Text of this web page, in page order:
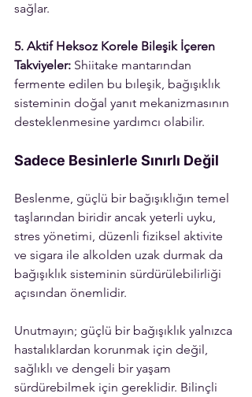
sağlar.
5. Aktif Heksoz Korele Bileşik İçeren
Takviyeler: Shiitake mantarından
fermente edilen bu bıleşik, bağışıklık
sisteminin doğal yanıt mekanizmasının
desteklenmesine yardımcı olabilir.
Sadece Besinlerle Sınırlı Değil
Beslenme, güçlü bir bağışıklığın temel
taşlarından biridir ancak yeterli uyku,
stres yönetimi, düzenli fiziksel aktivite
ve sigara ile alkolden uzak durmak da
bağışıklık sisteminin sürdürülebilirliği
açısından önemlidir.
Unutmayın; güçlü bir bağışıklık yalnızca
hastalıklardan korunmak için değil,
sağlıklı ve dengeli bir yaşam
sürdürebilmek için gereklidir. Bilinçli